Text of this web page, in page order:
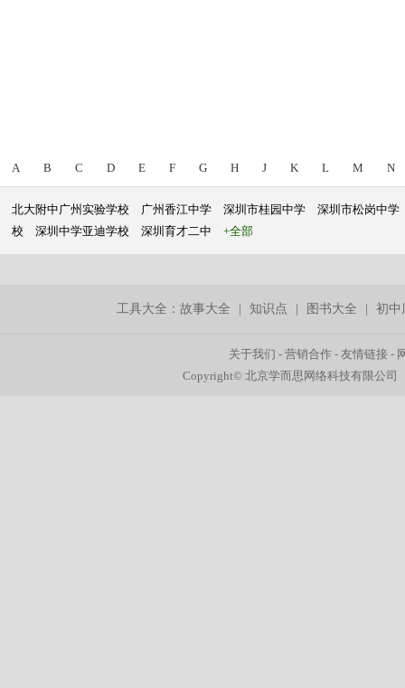
A B C D E F G H J K L M N
北大附中广州实验学校 广州香江中学 深圳市桂园中学
深圳市松岗中学
校
深圳中学亚迪学校 深圳育才二中 +全部
工具大全：故事大全 |知识点 图书大全 |初中
关于我们 -营销合作 -友情链接 -
Copyright© 北京学而思网络科技有限公司